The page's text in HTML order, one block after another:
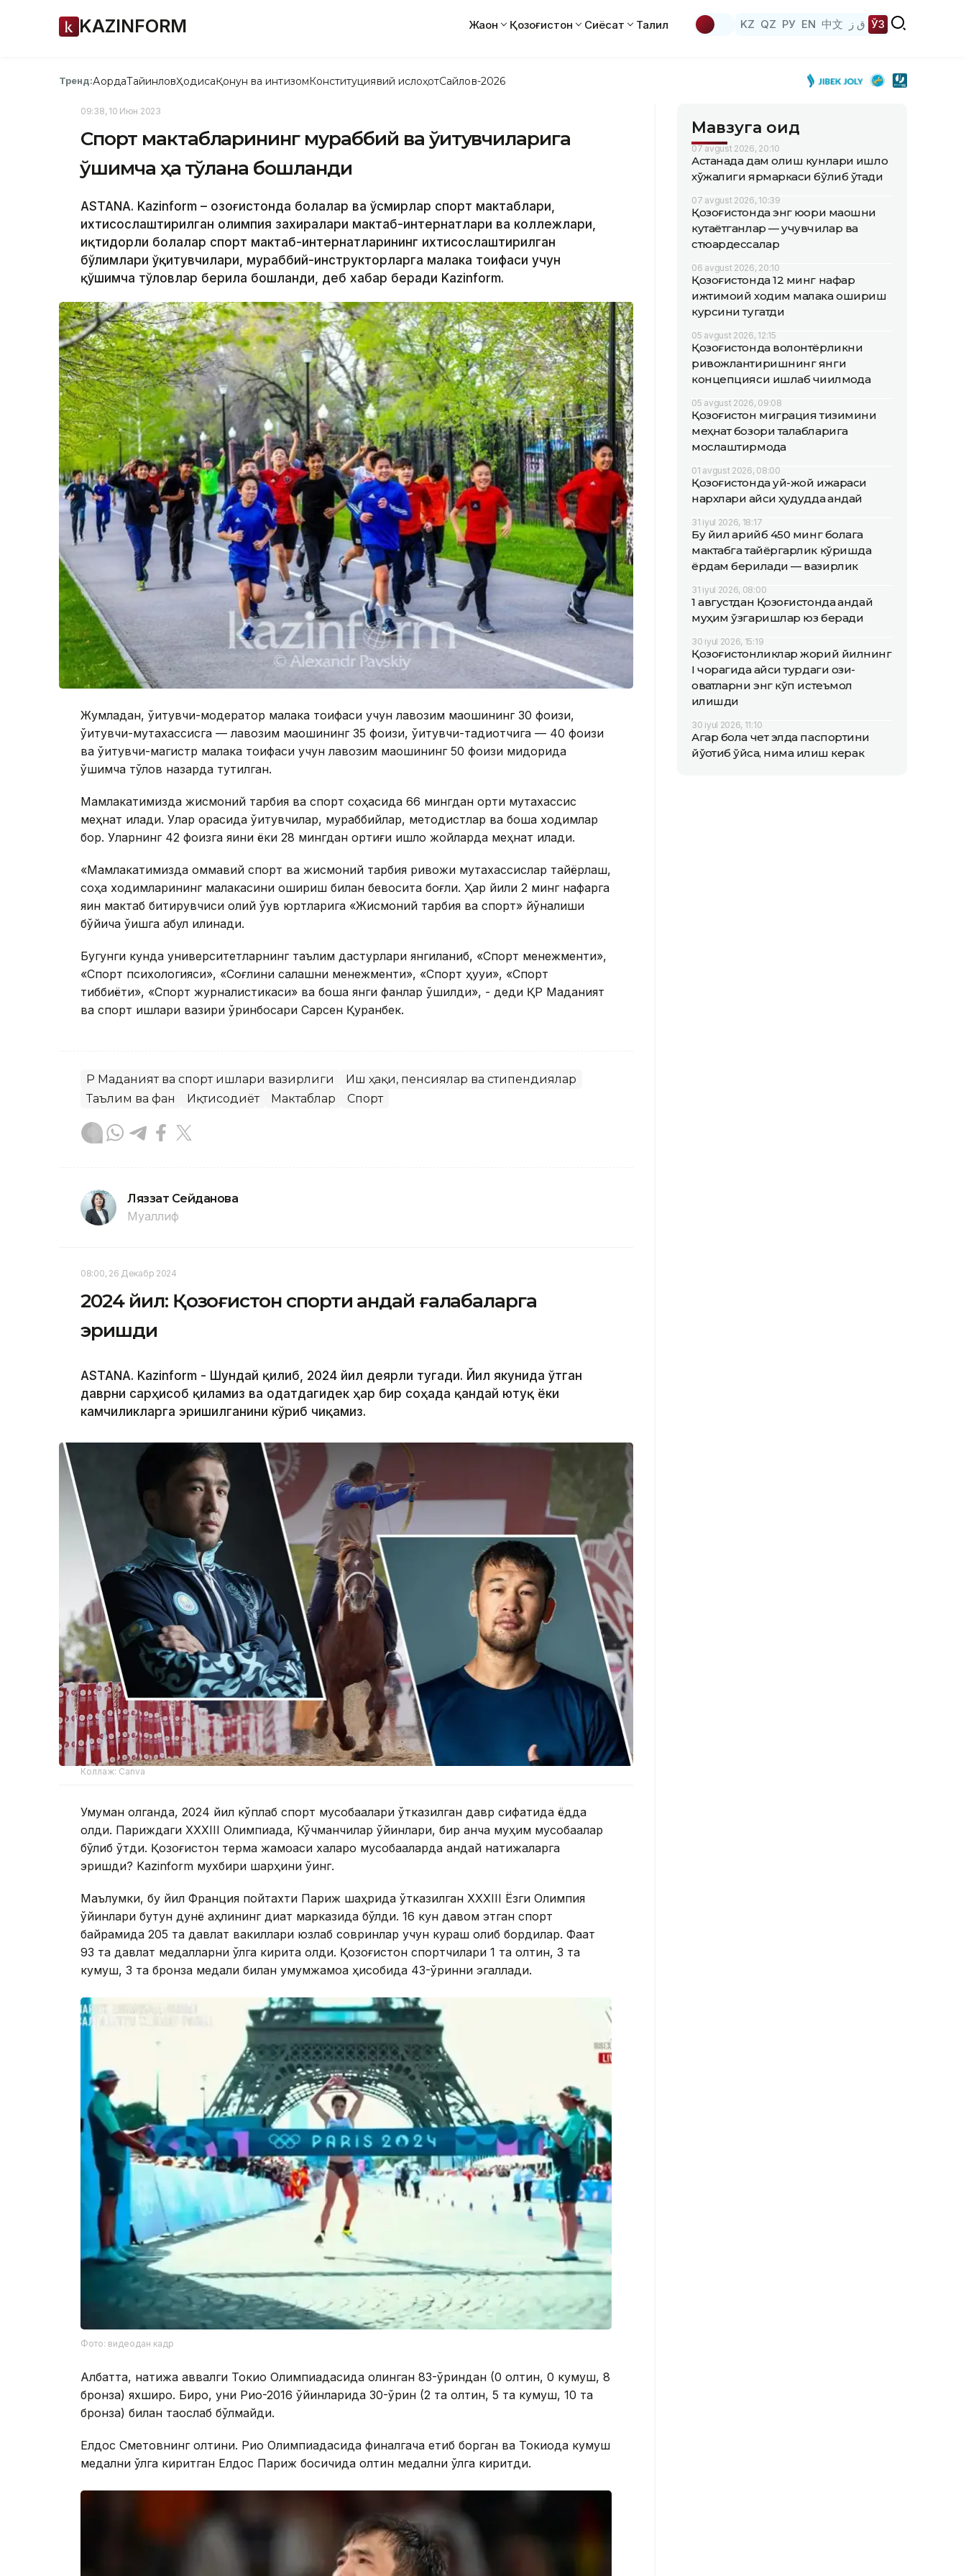
KAZINFORM Жаҳон Қозоғистон Сиёсат Таҳлил KZ QZ РУ EN 中文 ق ز ЎЗ
Тренд:АқордаТайинловҲодисаҚонун ва интизомКонституциявий ислоҳотСайлов-2026
09:38, 10 Июн 2023
Спорт мактабларининг мураббий ва ўқитувчиларига
қўшимча ҳақ тўлана бошланди
ASTANA. Kazinform – Қозоғистонда болалар ва ўсмирлар спорт мактаблари,
ихтисослаштирилган олимпия захиралари мактаб-интернатлари ва коллежлари,
иқтидорли болалар спорт мактаб-интернатларининг ихтисослаштирилган
бўлимлари ўқитувчилари, мураббий-инструкторларга малака тоифаси учун
қўшимча тўловлар берила бошланди, деб хабар беради Kazinform.
Жумладан, ўқитувчи-модератор малака тоифаси учун лавозим маошининг 30 фоизи,
ўқитувчи-мутахассисга — лавозим маошининг 35 фоизи, ўқитувчи-тадқиқотчига — 40 фоизи
ва ўқитувчи-магистр малака тоифаси учун лавозим маошининг 50 фоизи миқдорида
қўшимча тўлов назарда тутилган.
Мамлакатимизда жисмоний тарбия ва спорт соҳасида 66 мингдан ортиқ мутахассис
меҳнат қилади. Улар орасида ўқитувчилар, мураббийлар, методистлар ва бошқа ходимлар
бор. Уларнинг 42 фоизга яқини ёки 28 мингдан ортиғи қишлоқ жойларда меҳнат қилади.
«Мамлакатимизда оммавий спорт ва жисмоний тарбия ривожи мутахассислар тайёрлаш,
соҳа ходимларининг малакасини ошириш билан бевосита боғлиқ. Ҳар йили 2 минг нафарга
яқин мактаб битирувчиси олий ўқув юртларига «Жисмоний тарбия ва спорт» йўналиши
бўйича ўқишга қабул қилинади.
Бугунги кунда университетларнинг таълим дастурлари янгиланиб, «Спорт менежменти»,
«Спорт психологияси», «Соғлиқни сақлашни менежменти», «Спорт ҳуқуқи», «Спорт
тиббиёти», «Спорт журналистикаси» ва бошқа янги фанлар қўшилди», - деди ҚР Маданият
ва спорт ишлари вазири ўринбосари Сарсен Қуранбек.
ҚР Маданият ва спорт ишлари вазирлиги
Иш ҳақи, пенсиялар ва стипендиялар
Таълим ва фан
Иқтисодиёт Мактаблар Спорт
Ляззат Сейданова
Муаллиф
08:00, 26 Декабр 2024
2024 йил: Қозоғистон спорти қандай ғалабаларга
эришди
ASTANA. Kazinform - Шундай қилиб, 2024 йил деярли тугади. Йил якунида ўтган
даврни сарҳисоб қиламиз ва одатдагидек ҳар бир соҳада қандай ютуқ ёки
камчиликларга эришилганини кўриб чиқамиз.
Коллаж: Canva
Умуман олганда, 2024 йил кўплаб спорт мусобақалари ўтказилган давр сифатида ёдда
қолди. Париждаги XXXIII Олимпиада, Кўчманчилар ўйинлари, бир қанча муҳим мусобақалар
бўлиб ўтди. Қозоғистон терма жамоаси халқаро мусобақаларда қандай натижаларга
эришди? Kazinform мухбири шарҳини ўқинг.
Маълумки, бу йил Франция пойтахти Париж шаҳрида ўтказилган XXXIII Ёзги Олимпия
ўйинлари бутун дунё аҳлининг диққат марказида бўлди. 16 кун давом этган спорт
байрамида 205 та давлат вакиллари юзлаб совринлар учун кураш олиб бордилар. Фақат
93 та давлат медалларни қўлга кирита олди. Қозоғистон спортчилари 1 та олтин, 3 та
кумуш, 3 та бронза медали билан умумжамоа ҳисобида 43-ўринни эгаллади.
Фото: видеодан кадр
Албатта, натижа аввалги Токио Олимпиадасида олинган 83-ўриндан (0 олтин, 0 кумуш, 8
бронза) яхшироқ. Бироқ, уни Рио-2016 ўйинларида 30-ўрин (2 та олтин, 5 та кумуш, 10 та
бронза) билан таққослаб бўлмайди.
Елдос Сметовнинг олтини. Рио Олимпиадасида финалгача етиб борган ва Токиода кумуш
медални қўлга киритган Елдос Париж босқичида олтин медални қўлга киритди.
Мавзуга оид
07 avgust 2026, 20:10
Астанада дам олиш кунлари қишлоқ
хўжалиги ярмаркаси бўлиб ўтади
07 avgust 2026, 10:39
Қозоғистонда энг юқори маошни
кутаётганлар — учувчилар ва
стюардессалар
06 avgust 2026, 20:10
Қозоғистонда 12 минг нафар
ижтимоий ходим малака ошириш
курсини тугатди
05 avgust 2026, 12:15
Қозоғистонда волонтёрликни
ривожлантиришнинг янги
концепцияси ишлаб чиқилмоқда
05 avgust 2026, 09:08
Қозоғистон миграция тизимини
меҳнат бозори талабларига
мослаштирмоқда
01 avgust 2026, 08:00
Қозоғистонда уй-жой ижараси
нархлари қайси ҳудудда қандай
31 iyul 2026, 18:17
Бу йил қарийб 450 минг болага
мактабга тайёргарлик кўришда
ёрдам берилади — вазирлик
31 iyul 2026, 08:00
1 августдан Қозоғистонда қандай
муҳим ўзгаришлар юз беради
30 iyul 2026, 15:19
Қозоғистонликлар жорий йилнинг
I чорагида қайси турдаги озиқ-
овқатларни энг кўп истеъмол
қилишди
30 iyul 2026, 11:10
Агар бола чет элда паспортини
йўқотиб қўйса, нима қилиш керак